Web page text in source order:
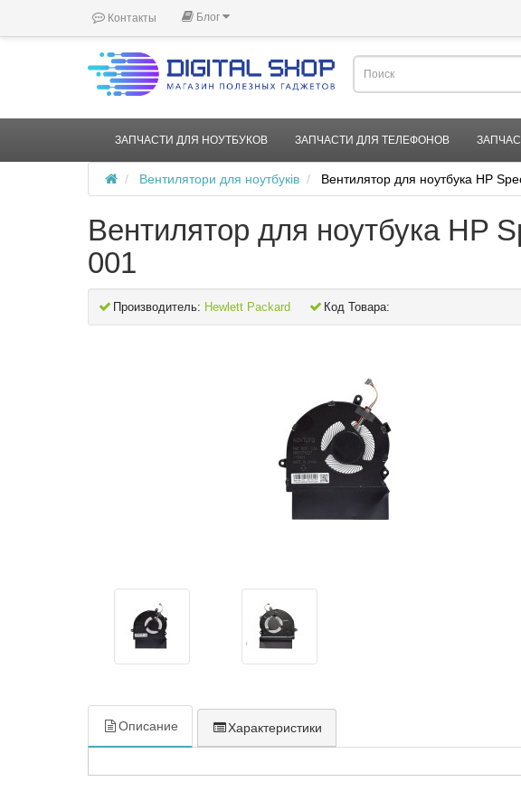
Контакты Блог
ЗАПЧАСТИ ДЛЯ НОУТБУКОВ ЗАПЧАСТИ ДЛЯ ТЕЛЕФОНОВ
Вентилятори для ноутбуків Вентилятор для ноутбука HP
Вентилятор для ноутбука HP
001
Производитель: Hewlett Packard Код Товара:
Описание Характеристики